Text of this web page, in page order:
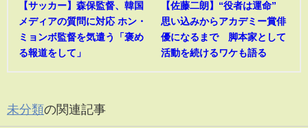
【サッカー】森保監督、韓国
メディアの質問に対応 ホン・
ミョンボ監督を気遣う「褒め
る報道をして」
【佐藤二朗】“役者は運命”
思い込みからアカデミー賞俳
優になるまで 脚本家として
活動を続けるワケも語る
未分類の関連記事